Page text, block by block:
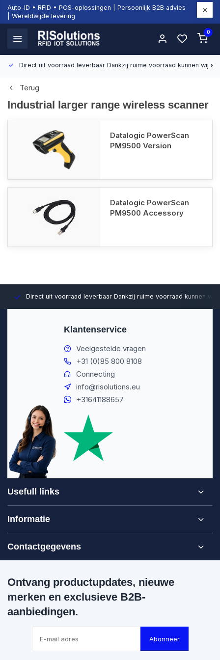
Auto-ID • RFID • POS-oplossingen | Persoonlijk B2B advies
| Wereldwijde levering
0
Direct uit voorraad leverbaar Dankzij ruime voorraad kunnen wij
Terug
Industrial larger range wireless scanner
Datalogic PowerScan
PM9500 Version
Datalogic PowerScan
PM9500 Accessory
Direct uit voorraad leverbaarDankzij ruime voorraad kunnen wij
Klantenservice
Veelgestelde vragen
+31 (0)85 800 8108
Connecting
info@risolutions.eu
+31641188657
Usefull links
Informatie
Contactgegevens
Ontvang productupdates, nieuwe
merken en exclusieve B2B-
aanbiedingen.
Abonneer